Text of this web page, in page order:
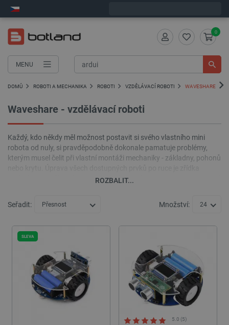
MENU
0
DOMŮ ROBOTI A MECHANIKA ROBOTI VZDĚLÁVACÍ ROBOTI WAVESHARE -
Waveshare - vzdělávací roboti
Každý, kdo někdy měl možnost postavit si svého vlastního mini
robota od nuly, si pravděpodobně dokonale pamatuje problémy,
kterým musel čelit při vlastní montáži mechaniky - základny, pohonů
možná bez dalších dílenských opatření, což nejen komplikuje vlastní
nejvíce zajímá - programování.
ROZBALIT...
Seřadit: Přesnost Množství: 24
SLEVA
5.0 (5)